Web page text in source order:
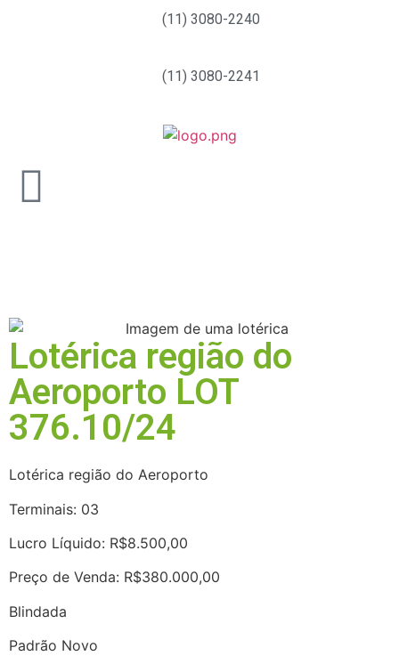
(11) 3080-2240
(11) 3080-2241
Lotérica região do
Aeroporto LOT
376.10/24
Lotérica região do Aeroporto
Terminais: 03
Lucro Líquido: R$8.500,00
Preço de Venda: R$380.000,00
Blindada
Padrão Novo